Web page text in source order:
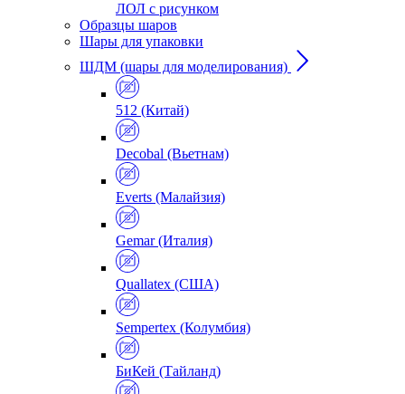
ЛОЛ с рисунком
Образцы шаров
Шары для упаковки
ШДМ (шары для моделирования)
512 (Китай)
Decobal (Вьетнам)
Everts (Малайзия)
Gemar (Италия)
Quallatex (США)
Sempertex (Колумбия)
БиКей (Тайланд)